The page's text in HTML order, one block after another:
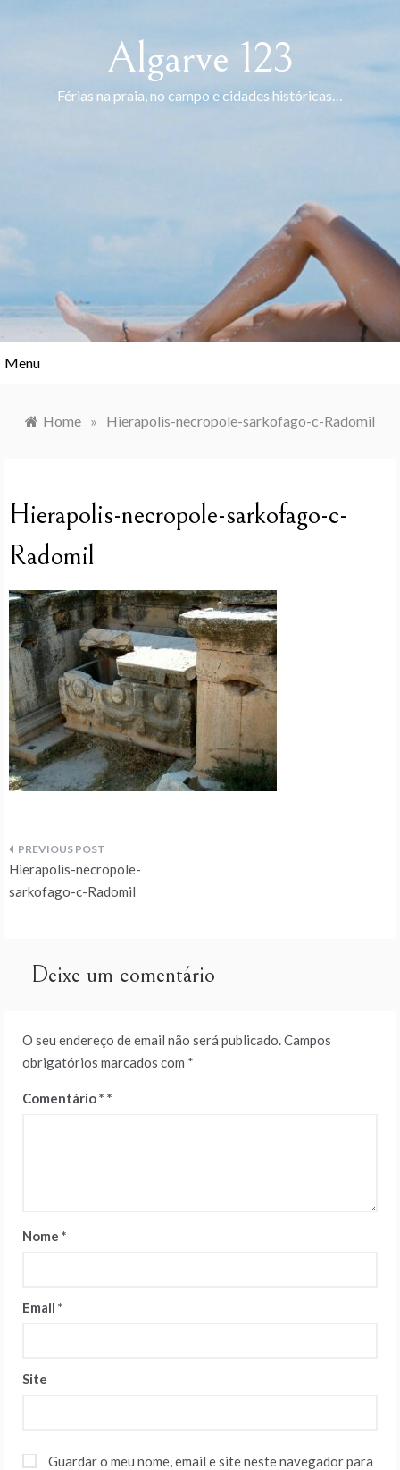
Algarve 123
Férias na praia, no campo e cidades históricas…
Menu
Home » Hierapolis-necropole-sarkofago-c-Radomil
Hierapolis-necropole-sarkofago-c-
Radomil
Navegação
de
Hierapolis-necropole-
sarkofago-c-Radomil
Deixe um comentário
O seu endereço de email não será publicado.Campos
obrigatórios marcados com *
Comentário*
Nome *
Email *
Site
Guardar o meu nome, email e site neste navegador para